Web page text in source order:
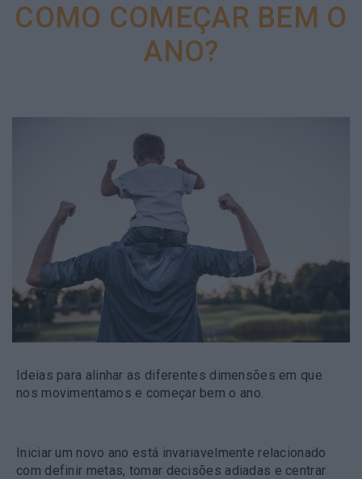
COMO COMEÇAR BEM O
ANO?
Ideias para alinhar as diferentes dimensões em que
nos movimentamos e começar bem o ano.
Iniciar um novo ano está invariavelmente relacionado
com definir metas, tomar decisões adiadas e centrar